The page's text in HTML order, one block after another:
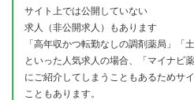
サイト上では公開していない
求人（非公開求人）もあります
「高年収かつ転勤なしの調剤薬局」「
といった人気求人の場合、「マイナビ
にご紹介してしまうこともあるためサ
こともあります。